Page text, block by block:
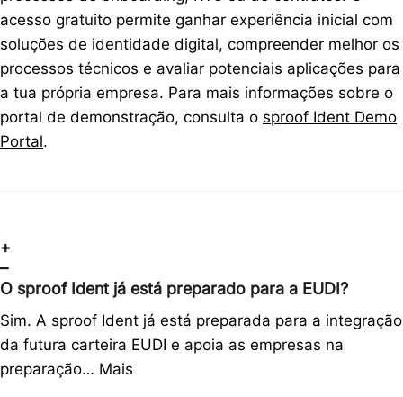
acesso gratuito permite ganhar experiência inicial com
soluções de identidade digital, compreender melhor os
processos técnicos e avaliar potenciais aplicações para
a tua própria empresa. Para mais informações sobre o
portal de demonstração, consulta o sproof Ident Demo
Portal.
+
–
O sproof Ident já está preparado para a EUDI?
Sim. A sproof Ident já está preparada para a integração
da futura carteira EUDI e apoia as empresas na
preparação… Mais